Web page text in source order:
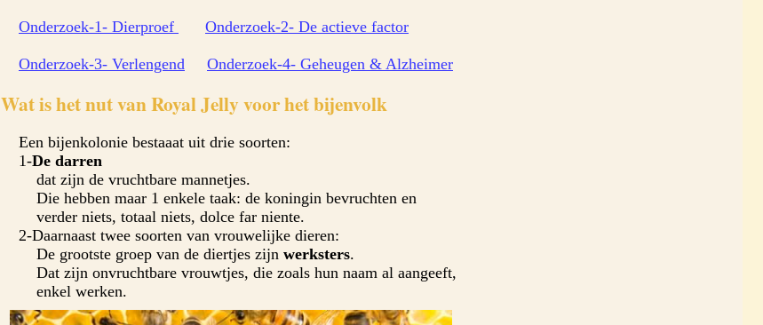
Onderzoek-1- Dierproef Onderzoek-2- De actieve factor
Onderzoek-3- Verlengend Onderzoek-4- Geheugen & Alzheimer
Wat is het nut van Royal Jelly voor het bijenvolk
Een bijenkolonie bestaaat uit drie soorten:
1-De darren
dat zijn de vruchtbare mannetjes.
Die hebben maar 1 enkele taak: de koningin bevruchten en
verder niets, totaal niets, dolce far niente.
2-Daarnaast twee soorten van vrouwelijke dieren:
De grootste groep van de diertjes zijn werksters.
Dat zijn onvruchtbare vrouwtjes, die zoals hun naam al aangeeft,
enkel werken.